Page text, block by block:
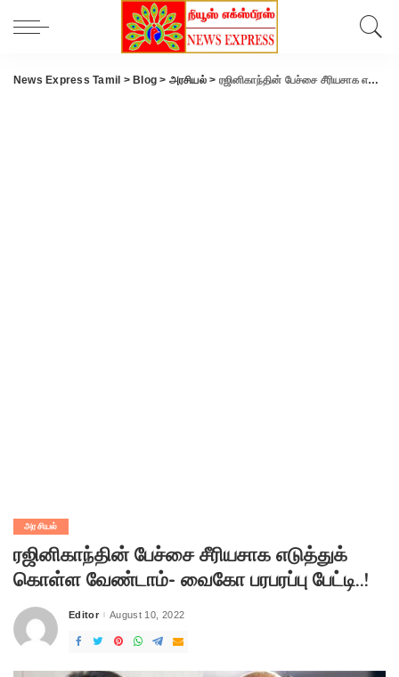
News Express Tamil > Blog > அரசியல்> ரஜினிகாந்தின் பேச்சை சீரியசாக எடுத்துக் கொள்ள வேண்டாம்- வைகோ பரபரப்பு பேட்டி..!
அரசியல்
ரஜினிகாந்தின் பேச்சை சீரியசாக எடுத்துக்
கொள்ள வேண்டாம்- வைகோ பரபரப்பு பேட்டி..!
Posted
Editor August 10, 2022